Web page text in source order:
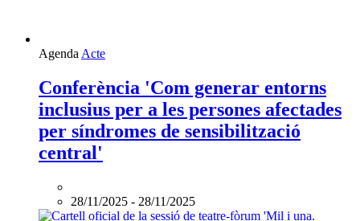
Agenda Acte
Conferència 'Com generar entorns
inclusius per a les persones afectades
per síndromes de sensibilització
central'
28/11/2025 - 28/11/2025